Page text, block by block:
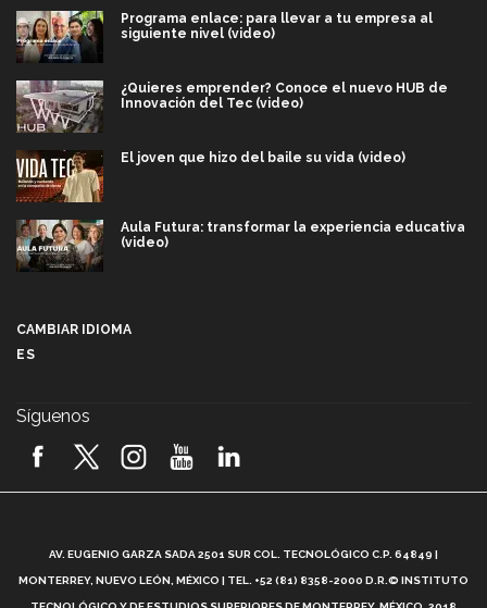
Programa enlace: para llevar a tu empresa al
siguiente nivel (video)
¿Quieres emprender? Conoce el nuevo HUB de
Innovación del Tec (video)
El joven que hizo del baile su vida (video)
Aula Futura: transformar la experiencia educativa
(video)
2026! (video)
¿Cómo es el Modelo Educativo Tec? (video)
CAMBIAR IDIOMA
ES
Síguenos
AV. EUGENIO GARZA SADA 2501 SUR COL. TECNOLÓGICO C.P. 64849 |
MONTERREY, NUEVO LEÓN, MÉXICO | TEL. +52 (81) 8358-2000 D.R.© INSTITUTO